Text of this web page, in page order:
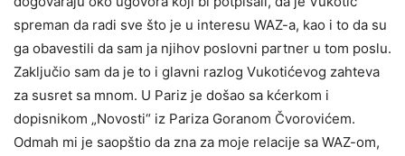
spreman da radi sve što je u interesu WAZ-a, kao i to da su
ga obavestili da sam ja njihov poslovni partner u tom poslu.
Zaključio sam da je to i glavni razlog Vukotićevog zahteva
za susret sa mnom. U Pariz je došao sa kćerkom i
dopisnikom „Novosti“ iz Pariza Goranom Čvorovićem.
Odmah mi je saopštio da zna za moje relacije sa WAZ-om,